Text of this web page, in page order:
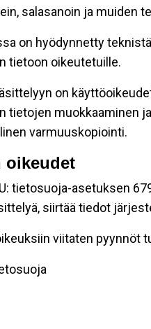
salasanoin ja muiden
on hyödynnetty
tietoon oikeutetuille.
on
tietojen muokkaaminen
varmuuskopiointi.
oikeudet
tietosuoja-asetuksen
siirtää tiedot
viitaten pyynnöt